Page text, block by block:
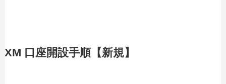
XM 口座開設手順【新規】